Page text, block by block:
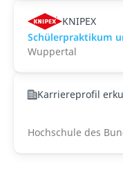
KNIPEX
Schülerpraktikum
Wuppertal
Karriereprofil
Hochschule des